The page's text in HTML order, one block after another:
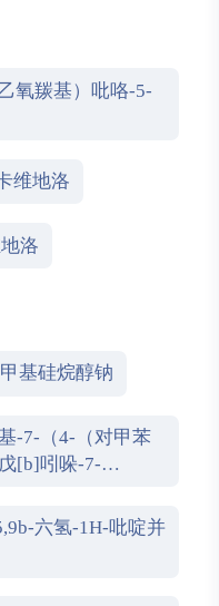
氧羰基）吡咯-5-
维地洛
洛
基硅烷醇钠
-7-（4-（对甲苯
[b]吲哚-7-
六氢-1H-吡啶并